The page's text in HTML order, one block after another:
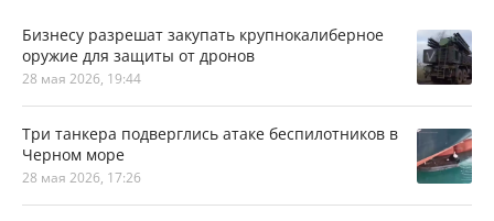
Бизнесу разрешат закупать крупнокалиберное
оружие для защиты от дронов
28 мая 2026, 19:44
Три танкера подверглись атаке беспилотников в
Черном море
28 мая 2026, 17:26